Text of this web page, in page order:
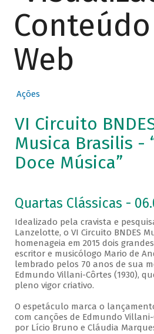
Web
Ações
VI Circuito
Musica Brasilis -
Doce Música”
Quartas Clássicas -
Idealizado pela cravista e
Lanzelotte, o VI Circuito BNDES
homenageia em 2015 dois
escritor e musicólogo Mario de
lembrado pelos 70 anos de sua
Edmundo Villani-Côrtes (1930),
pleno vigor criativo.
O espetáculo marca o lançamento
com canções de Edmundo
por Lício Bruno e Cláudia